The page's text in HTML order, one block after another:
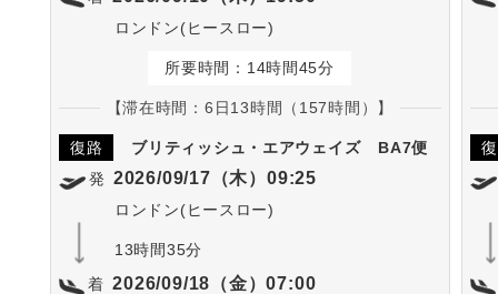
ロンドン(ヒースロー)
所要時間：14時間45分
【滞在時間：6日13時間（157時間）】
復路 ブリティッシュ・エアウェイズ
BA7便
発 2026/09/17（木）09:25
ロンドン(ヒースロー)
13時間35分
着 2026/09/18（金）07:00